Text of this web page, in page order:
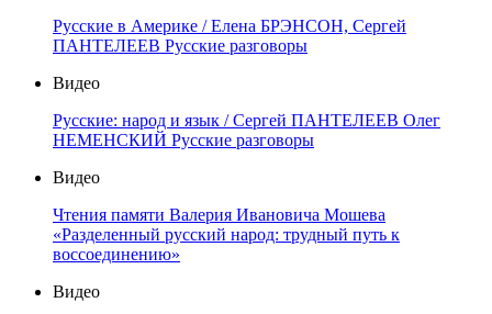
Русские в Америке / Елена БРЭНСОН, Сергей
ПАНТЕЛЕЕВ Русские разговоры
Видео
Русские: народ и язык / Сергей ПАНТЕЛЕЕВ Олег
НЕМЕНСКИЙ Русские разговоры
Видео
Чтения памяти Валерия Ивановича Мошева
«Разделенный русский народ: трудный путь к
воссоединению»
Видео